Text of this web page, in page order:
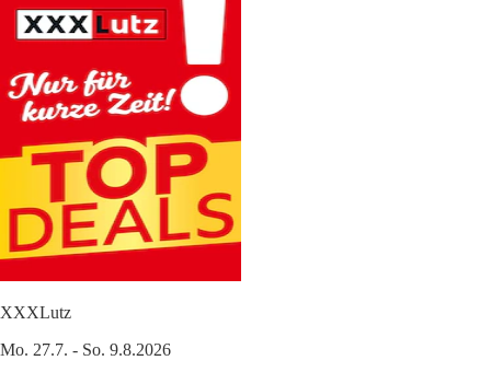
XXXLutz
Mo. 27.7. - So. 9.8.2026